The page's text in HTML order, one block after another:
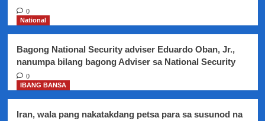
incentives
0
National
Bagong National Security adviser Eduardo Oban, Jr.,
nanumpa bilang bagong Adviser sa National Security
0
IBANG BANSA
Iran, wala pang nakatakdang petsa para sa susunod na